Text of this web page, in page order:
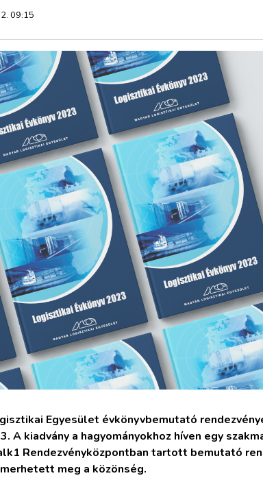
09:15
Egyesület évkönyvbemutató
A kiadvány a hagyományokhoz híven egy
Rendezvényközpontban tartott bemutató
meg a közönség.